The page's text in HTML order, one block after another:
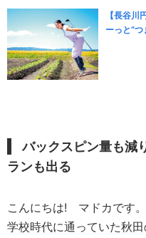
【長谷
ーっと“
バックスピン量も減
ランも出る
こんにちは! マドカです
学校時代に通っていた秋